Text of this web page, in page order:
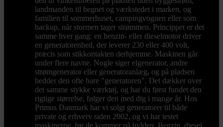
landmanden til hegnet og værkstedet i marken, og
familien til sommerhuset, campingvognen eller som
backup, når stormen tager strømmen. Princippet er det
samme hver gang: en benzin- eller dieselmotor driver
en generatorenhed, der leverer 230 eller 400 volt,
præcis som stikkontakten derhjemme. Maskinen går
under flere navne. Nogle siger elgenerator, andre
strømgenerator eller generatoranlæg, og på pladsen
hedder den ofte bare "generatoren". Det dækker over
det samme stykke værktøj, og har du først fundet den
rigtige størrelse, følger den med dig i mange år. Hos
Primus Danmark har vi solgt generatorer til både
private og erhverv siden 2002, og vi har testet